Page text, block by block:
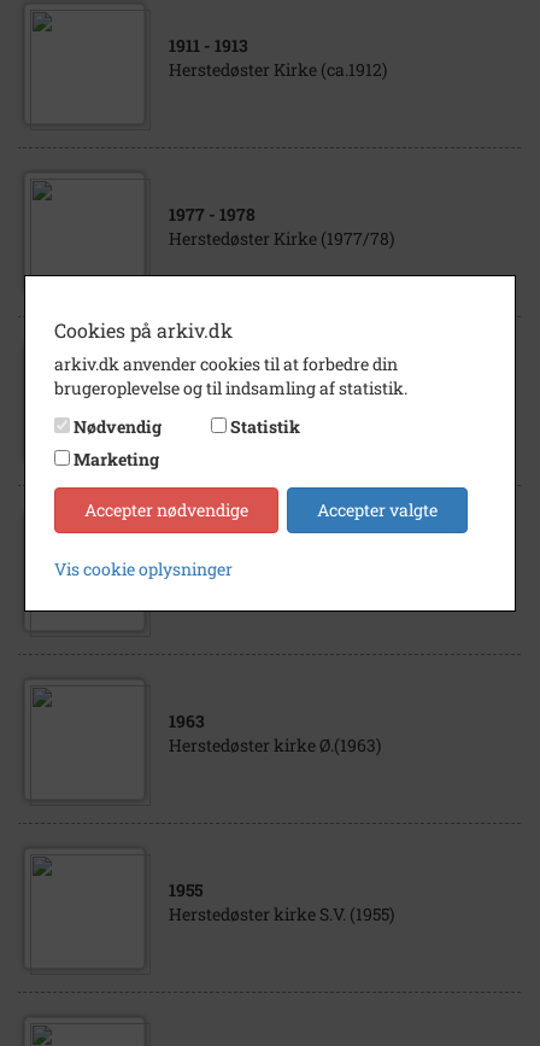
1911 - 1913
Herstedøster Kirke (ca.1912)
1977 - 1978
Herstedøster Kirke (1977/78)
1930- 1970
Herstedøster kirke N.V. (1963)
1963
Herstedøster kirke Ø.(1963)
1955
Herstedøster kirke S.V. (1955)
Cookies på arkiv.dk
arkiv.dk anvender cookies til at forbedre din
brugeroplevelse og til indsamling af statistik.
Nødvendig
Statistik
Marketing
Accepter nødvendige Accepter valgte
Vis cookie oplysninger